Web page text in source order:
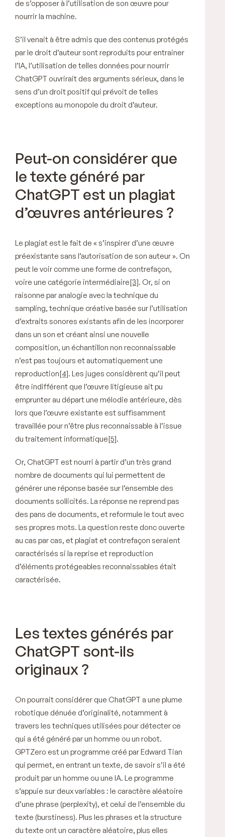
de s’opposer à l’utilisation de son œuvre pour
nourrir la machine.
S’il venait à être admis que des contenus protégés
par le droit d’auteur sont reproduits pour entrainer
l’IA, l’utilisation de telles données pour nourrir
ChatGPT ouvrirait des arguments sérieux, dans le
sens d’un droit positif qui prévoit de telles
exceptions au monopole du droit d’auteur.
Peut-on considérer que
le texte généré par
ChatGPT est un plagiat
d’œuvres antérieures ?
Le plagiat est le fait de « s’inspirer d’une œuvre
préexistante sans l’autorisation de son auteur ». On
peut le voir comme une forme de contrefaçon,
voire une catégorie intermédiaire[3]. Or, si on
raisonne par analogie avec la technique du
sampling, technique créative basée sur l’utilisation
d’extraits sonores existants afin de les incorporer
dans un son et créant ainsi une nouvelle
composition, un échantillon non reconnaissable
n’est pas toujours et automatiquement une
reproduction[4]. Les juges considèrent qu’il peut
être indifférent que l’œuvre litigieuse ait pu
emprunter au départ une mélodie antérieure, dès
lors que l’œuvre existante est suffisamment
travaillée pour n’être plus reconnaissable à l’issue
du traitement informatique[5].
Or, ChatGPT est nourri à partir d’un très grand
nombre de documents qui lui permettent de
générer une réponse basée sur l’ensemble des
documents sollicités. La réponse ne reprend pas
des pans de documents, et reformule le tout avec
ses propres mots. La question reste donc ouverte
au cas par cas, et plagiat et contrefaçon seraient
caractérisés si la reprise et reproduction
d’éléments protégeables reconnaissables était
caractérisée.
Les textes générés par
ChatGPT sont-ils
originaux ?
On pourrait considérer que ChatGPT a une plume
robotique dénuée d’originalité, notamment à
travers les techniques utilisées pour détecter ce
qui a été généré par un homme ou un robot.
GPTZero est un programme créé par Edward Tian
qui permet, en entrant un texte, de savoir s’il a été
produit par un homme ou une IA. Le programme
s’appuie sur deux variables : le caractère aléatoire
d’une phrase (perplexity), et celui de l’ensemble du
texte (burstiness). Plus les phrases et la structure
du texte ont un caractère aléatoire, plus elles